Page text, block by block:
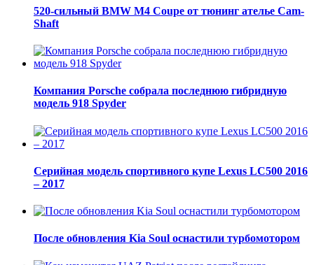
520-сильный BMW M4 Coupe от тюнинг ателье Cam-
Shaft
Компания Porsche собрала последнюю гибридную
модель 918 Spyder
Серийная модель спортивного купе Lexus LC500 2016
– 2017
После обновления Kia Soul оснастили турбомотором